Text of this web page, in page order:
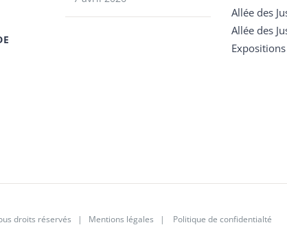
Allée des
Allée des
droits réservés | Mentions légales | Politique de confidentialté